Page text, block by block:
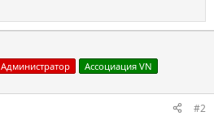
Администратор Ассоциация VN
#2